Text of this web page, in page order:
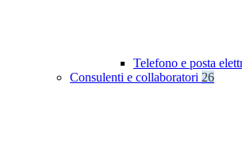
Telefono e posta
Consulenti e collaboratori 26